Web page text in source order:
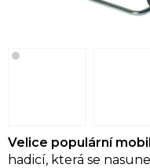
Velice populární
hadicí, která se